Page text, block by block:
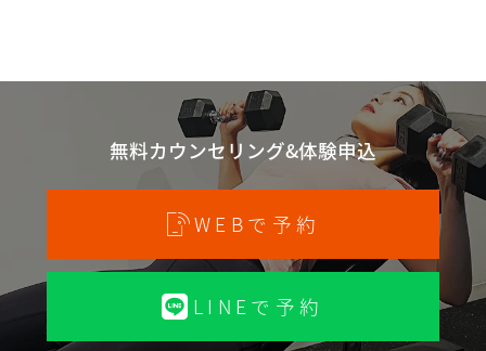
無料カウンセリング&体験申込
WEBで予約
LINEで予約